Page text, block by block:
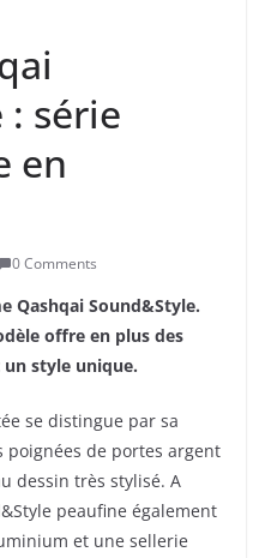
: série
en
0 Comments
Qashqai Sound&Style.
offre en plus des
style unique.
se distingue par sa
poignées de portes argent
dessin très stylisé. A
peaufine également
et une sellerie